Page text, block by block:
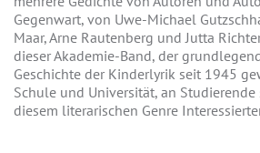
Gegenwart, von Uwe-Michael
Maar, Arne Rautenberg und Jutta
dieser Akademie-Band, der
Geschichte der Kinderlyrik seit 1945
Schule und Universität, an
diesem literarischen Genre